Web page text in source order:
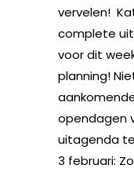
vervelen!
complete
voor dit
planning!
opendagen
uitagenda
3 februari: